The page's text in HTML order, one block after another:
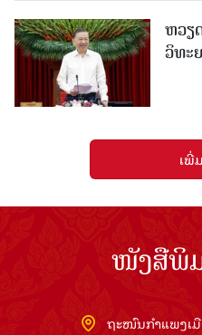
ຫວຽ
ວິທະ
ເພີ່
ໜັງສືພິ
ຖະໜົນກຳແພງເ